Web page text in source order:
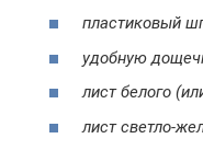
пластиковый
удобную
лист белого
лист светло-